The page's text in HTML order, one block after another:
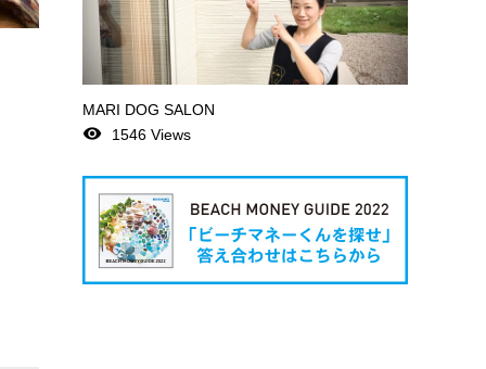
MARI DOG SALON
remove_red_eye 1546 Views